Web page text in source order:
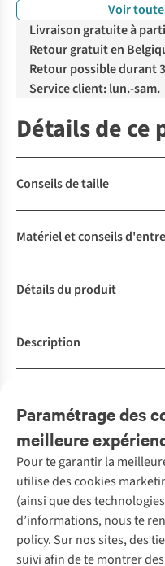
Voir
Livraison gratuite à
Retour gratuit en
Retour possible durant
Service client: lun.-sam.
Détails de ce
Conseils de taille
Matériel et conseils
Détails du produit
Description
Complétez le look
Achète la tenue
Paramétrage des
meilleure
Pour te garantir la
utilise des cookies
(ainsi que des
d’informations, nous te
policy. Sur nos sites, des
suivi afin de te montrer
Service client
Questions fréquentes
Commander
Payer
Nos services
Vintage - ReJUsed